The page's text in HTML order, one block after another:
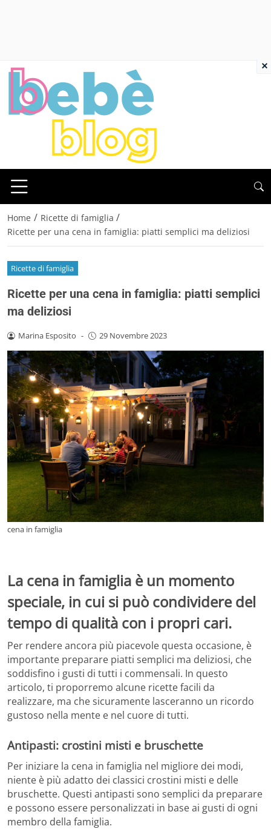
Home / Ricette di famiglia /
Ricette per una cena in famiglia: piatti semplici ma deliziosi
Ricette di famiglia
Ricette per una cena in famiglia: piatti semplici
ma deliziosi
Marina Esposito - 29 Novembre 2023
cena in famiglia
La cena in famiglia è un momento
speciale, in cui si può condividere del
tempo di qualità con i propri cari.
Per rendere ancora più piacevole questa occasione, è
importante preparare piatti semplici ma deliziosi, che
soddisfino i gusti di tutti i commensali. In questo
articolo, ti proporremo alcune ricette facili da
realizzare, ma che sicuramente lasceranno un ricordo
gustoso nella mente e nel cuore di tutti.
Antipasti: crostini misti e bruschette
Per iniziare la cena in famiglia nel migliore dei modi,
niente è più adatto dei classici crostini misti e delle
bruschette. Questi antipasti sono semplici da preparare
e possono essere personalizzati in base ai gusti di ogni
membro della famiglia.
×